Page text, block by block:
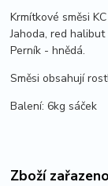
Krmítkové směsi
Jahoda, red
Perník - hnědá.
Směsi obsahují
Balení: 6kg sáček
Zboží